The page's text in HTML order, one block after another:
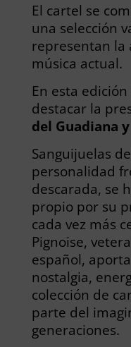
El cartel se
una selección
representan la
música actual.
En esta
destacar la
del Guadiana
Sanguijuelas
personalidad
descarada, se
propio por su
cada vez más
Pignoise,
español,
nostalgia,
colección de
parte del
generaciones.